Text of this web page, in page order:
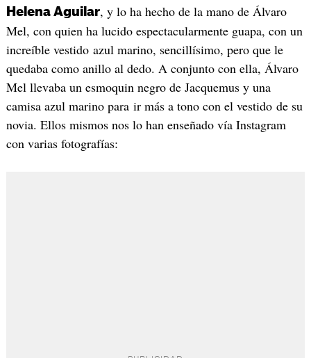
Helena Aguilar, y lo ha hecho de la mano de Álvaro
Mel, con quien ha lucido espectacularmente guapa, con un
increíble vestido azul marino, sencillísimo, pero que le
quedaba como anillo al dedo. A conjunto con ella, Álvaro
Mel llevaba un esmoquin negro de Jacquemus y una
camisa azul marino para ir más a tono con el vestido de su
novia. Ellos mismos nos lo han enseñado vía Instagram
con varias fotografías: